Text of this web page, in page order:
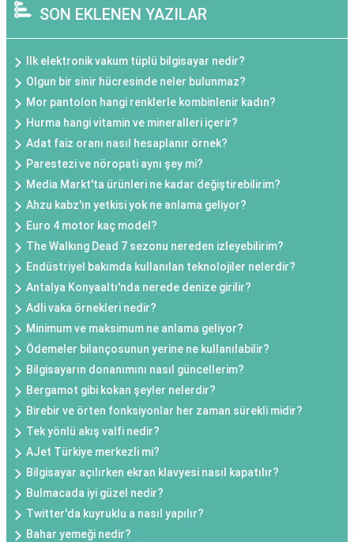
SON EKLENEN YAZILAR
Ilk elektronik vakum tüplü bilgisayar nedir?
Olgun bir sinir hücresinde neler bulunmaz?
Mor pantolon hangi renklerle kombinlenir kadın?
Hurma hangi vitamin ve mineralleri içerir?
Adat faiz oranı nasıl hesaplanır örnek?
Parestezi ve nöropati aynı şey mi?
Media Markt'ta ürünleri ne kadar değiştirebilirim?
Ahzu kabz'ın yetkisi yok ne anlama geliyor?
Euro 4 motor kaç model?
The Walkıng Dead 7 sezonu nereden izleyebilirim?
Endüstriyel bakımda kullanılan teknolojiler nelerdir?
Antalya Konyaaltı'nda nerede denize girilir?
Adli vaka örnekleri nedir?
Minimum ve maksimum ne anlama geliyor?
Ödemeler bilançosunun yerine ne kullanılabilir?
Bilgisayarın donanımını nasıl güncellerim?
Bergamot gibi kokan şeyler nelerdir?
Birebir ve örten fonksiyonlar her zaman sürekli midir?
Tek yönlü akış valfi nedir?
AJet Türkiye merkezli mi?
Bilgisayar açılırken ekran klavyesi nasıl kapatılır?
Bulmacada iyi güzel nedir?
Twitter'da kuyruklu a nasıl yapılır?
Bahar yemeği nedir?